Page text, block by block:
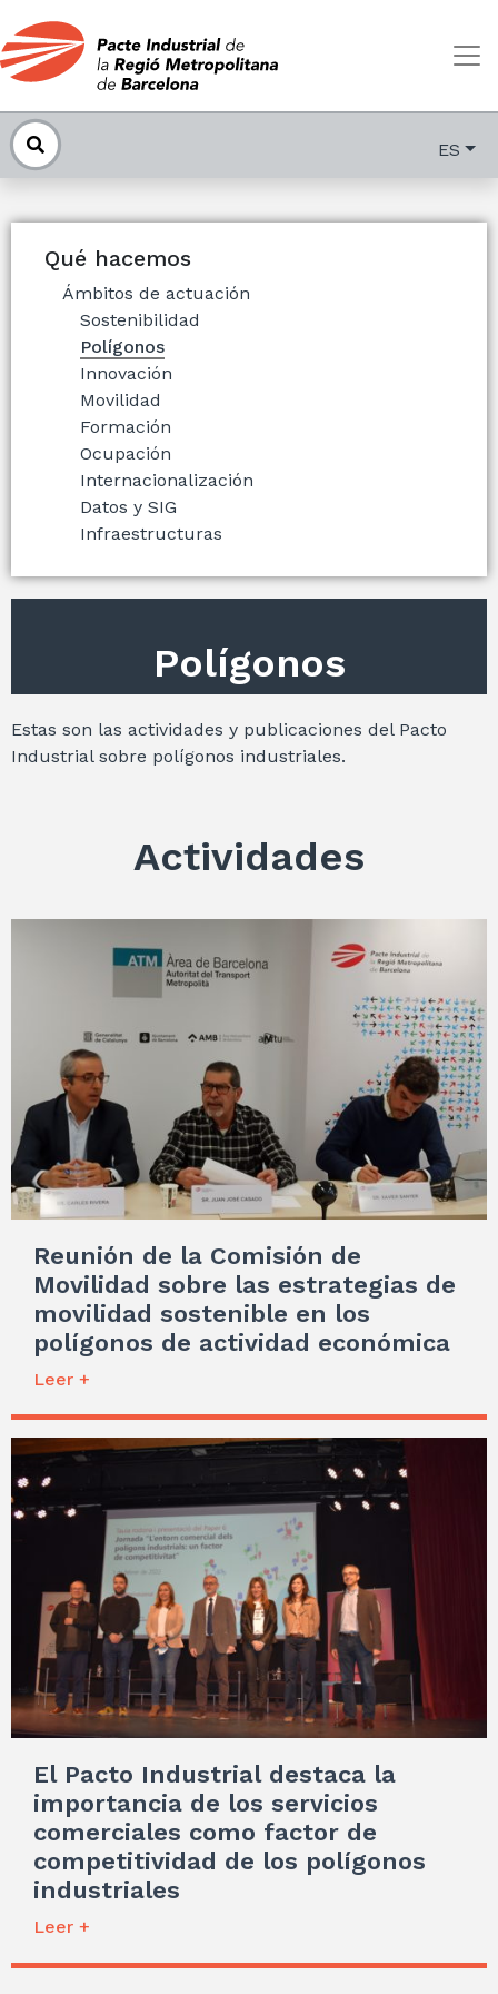
ES
Qué hacemos
Ámbitos de actuación
Sostenibilidad
Polígonos
Innovación
Movilidad
Formación
Ocupación
Internacionalización
Datos y SIG
Infraestructuras
Polígonos
Estas son las actividades y publicaciones del Pacto
Industrial sobre polígonos industriales.
Actividades
Reunión de la Comisión de
Movilidad sobre las estrategias de
movilidad sostenible en los
polígonos de actividad económica
Leer +
El Pacto Industrial destaca la
importancia de los servicios
comerciales como factor de
competitividad de los polígonos
industriales
Leer +